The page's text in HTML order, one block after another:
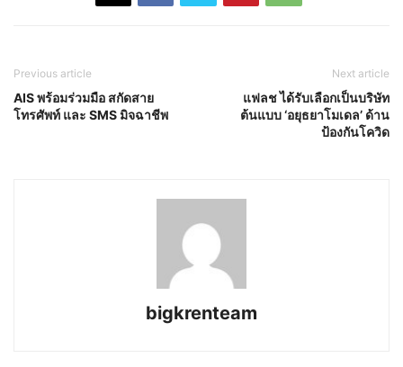
Previous article
AIS พร้อมร่วมมือ สกัดสาย
โทรศัพท์ และ SMS มิจฉาชีพ
Next article
แฟลช ได้รับเลือกเป็นบริษัท
ต้นแบบ ‘อยุธยาโมเดล’ ด้าน
ป้องกันโควิด
bigkrenteam